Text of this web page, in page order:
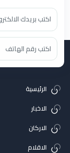
الرئيسية
الاخبار
الاركان
الاقلام